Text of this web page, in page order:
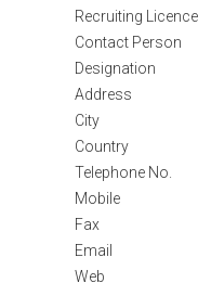
Recruiting Licence
Contact Person
Designation
Address
City
Country
Telephone No.
Mobile
Fax
Email
Web